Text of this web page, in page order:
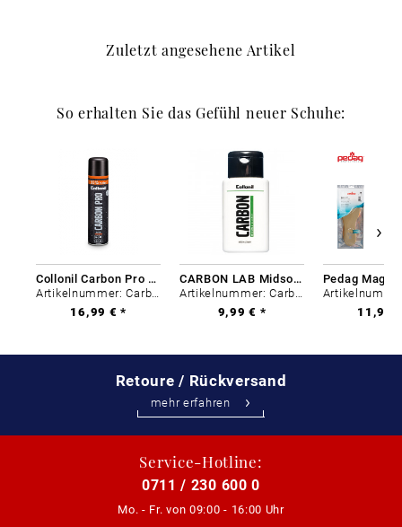
Zuletzt angesehene Artikel
So erhalten Sie das Gefühl neuer Schuhe:
Collonil Carbon Pro 400 ml
Artikelnummer: Carbon-0
16,99 € *
CARBON LAB Midsole Cleaner
Artikelnummer: Carbon-0
9,99 € *
11,99
Retoure / Rückversand
mehr erfahren
Service-Hotline:
0711 / 230 600 0
Mo. - Fr. von 09:00 - 16:00 Uhr